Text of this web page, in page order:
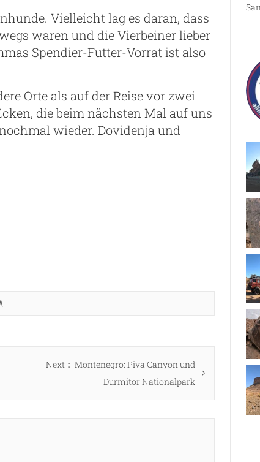
Vielleicht lag es daran, dass
waren und die Vierbeiner lieber
Spendier-Futter-Vorrat ist also
Orte als auf der Reise vor zwei
die beim nächsten Mal auf uns
wieder. Dovidenja und
Next
Next
Montenegro: Piva Canyon und
Durmitor Nationalpark